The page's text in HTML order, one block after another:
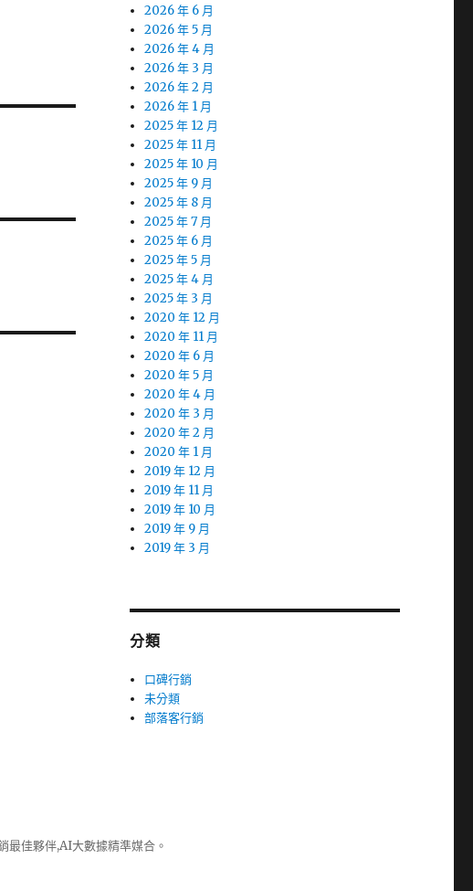
2026 年 6 月
2026 年 5 月
2026 年 4 月
2026 年 3 月
2026 年 2 月
2026 年 1 月
2025 年 12 月
2025 年 11 月
2025 年 10 月
2025 年 9 月
2025 年 8 月
2025 年 7 月
2025 年 6 月
2025 年 5 月
2025 年 4 月
2025 年 3 月
2020 年 12 月
2020 年 11 月
2020 年 6 月
2020 年 5 月
2020 年 4 月
2020 年 3 月
2020 年 2 月
2020 年 1 月
2019 年 12 月
2019 年 11 月
2019 年 10 月
2019 年 9 月
2019 年 3 月
分類
口碑行銷
未分類
部落客行銷
最佳夥伴,AI大數據精準媒合。